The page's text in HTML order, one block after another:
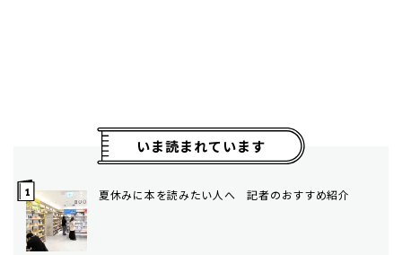
いま読まれています
夏休みに本を読みたい人へ 記者のおすすめ紹介